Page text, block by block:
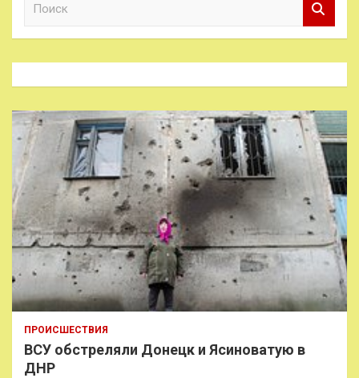
к
ПРОИСШЕСТВИЯ
ВСУ обстреляли Донецк и Ясиноватую в
ДНР